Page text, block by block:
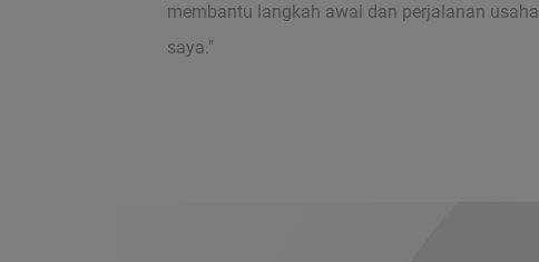
membantu langkah awal dan perjalanan usaha
saya."